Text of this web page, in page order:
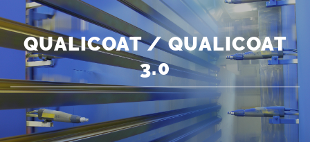
navigation
QUALICOAT / QUALICOAT
3.0